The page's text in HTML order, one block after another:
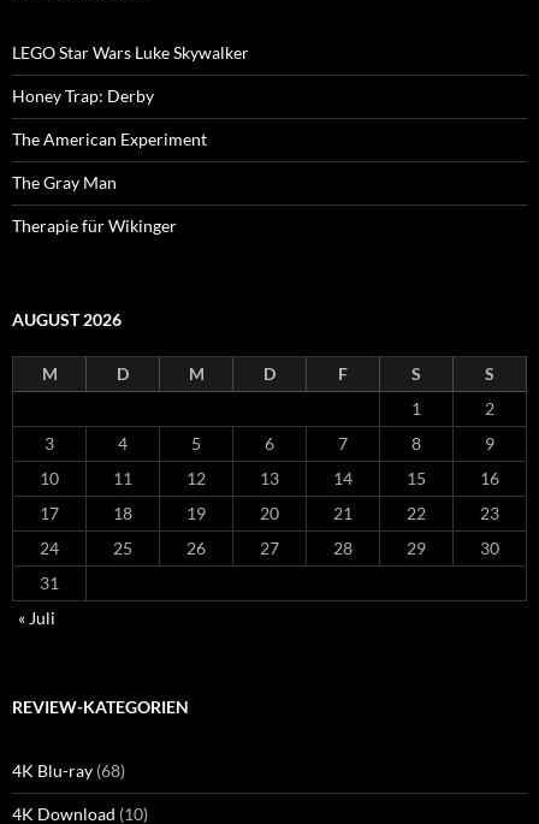
LEGO Star Wars Luke Skywalker
Honey Trap: Derby
The American Experiment
The Gray Man
Therapie für Wikinger
AUGUST 2026
M D M D F S
S
1
2
3
4 5 6 7 8
9
10
11 12 13 14 15
16
17
18 19 20 21 22
23
24
25 26 27 28 29
30
31
« Juli
REVIEW-KATEGORIEN
4K Blu-ray (68)
4K Download (10)